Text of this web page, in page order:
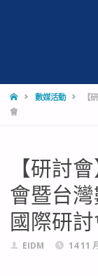
HOME數媒活動
【
會
【研討
會暨台
國際研
EIDM 14 11